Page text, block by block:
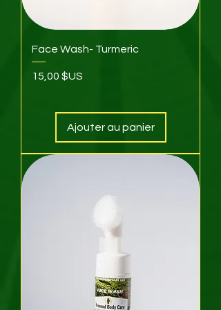
Face Wash- Turmeric
Prix
15,00 $US
Ajouter au panier